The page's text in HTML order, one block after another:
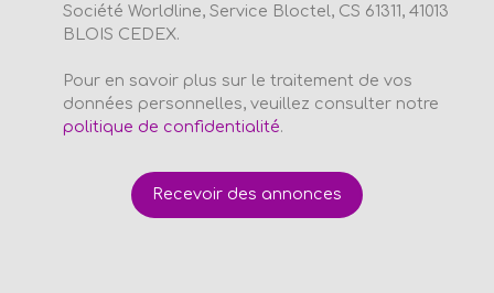
Société Worldline, Service Bloctel, CS 61311, 41013
BLOIS CEDEX.
Pour en savoir plus sur le traitement de vos
données personnelles, veuillez consulter notre
politique de confidentialité.
Recevoir des annonces